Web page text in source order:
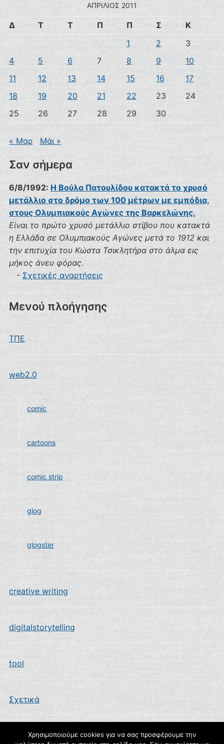
ΑΠΡΊΛΙΟΣ 2011
Δ Τ Τ Π Π Σ
Κ
1
2
3
4
5 6 7 8 9
10
11
12 13 14 15 16
17
18
19 20 21 22 23
24
25
26 27 28 29 30
« Μαρ Μάι »
Σαν σήμερα
6/8/1992: Η Βούλα Πατουλίδου κατακτά το χρυσό
μετάλλιο στο δρόμο των 100 μέτρων με εμπόδια,
στους Ολυμπιακούς Αγώνες της Βαρκελώνης.
Είναι το πρώτο χρυσό μετάλλιο στίβου που κατακτά
η Ελλάδα σε Ολυμπιακούς Αγώνες μετά το 1912 και
την επιτυχία του Κώστα Τσικλητήρα στο άλμα εις
μήκος άνευ φόρας.
-Σχετικές αναρτήσεις
Μενού πλοήγησης
ΤΠΕ
web2.0
comic
cartoons
comic strip
glog
glogster
creative writing
digitalstorytelling
tool
Σχετικά
Χρησιμοποιούμε cookies για να σας προσφέρουμε την